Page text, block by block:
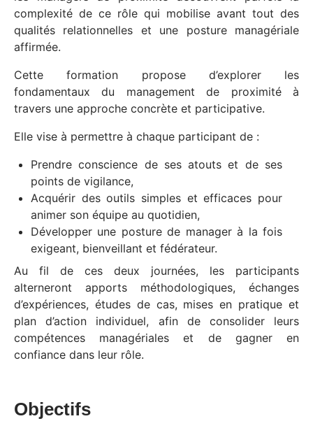
complexité de ce rôle qui mobilise avant tout des
qualités relationnelles et une posture managériale
affirmée.
Cette formation propose d’explorer les
fondamentaux du management de proximité à
travers une approche concrète et participative.
Elle vise à permettre à chaque participant de :
Prendre conscience de ses atouts et de ses
points de vigilance,
Acquérir des outils simples et efficaces pour
animer son équipe au quotidien,
Développer une posture de manager à la fois
exigeant, bienveillant et fédérateur.
Au fil de ces deux journées, les participants
alterneront apports méthodologiques, échanges
d’expériences, études de cas, mises en pratique et
plan d’action individuel, afin de consolider leurs
compétences managériales et de gagner en
confiance dans leur rôle.
Objectifs